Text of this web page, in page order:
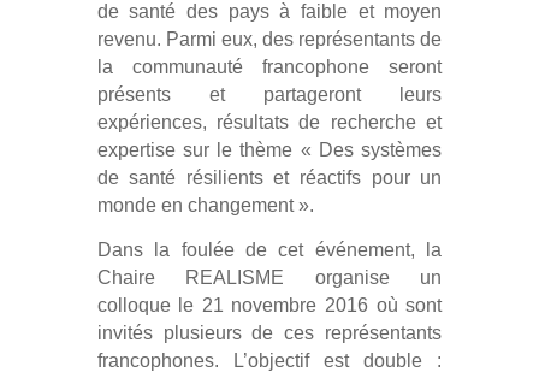
de santé des pays à faible et moyen
revenu. Parmi eux, des représentants de
la communauté francophone seront
présents et partageront leurs
expériences, résultats de recherche et
expertise sur le thème « Des systèmes
de santé résilients et réactifs pour un
monde en changement ».
Dans la foulée de cet événement, la
Chaire REALISME organise un
colloque le 21 novembre 2016 où sont
invités plusieurs de ces représentants
francophones. L’objectif est double :